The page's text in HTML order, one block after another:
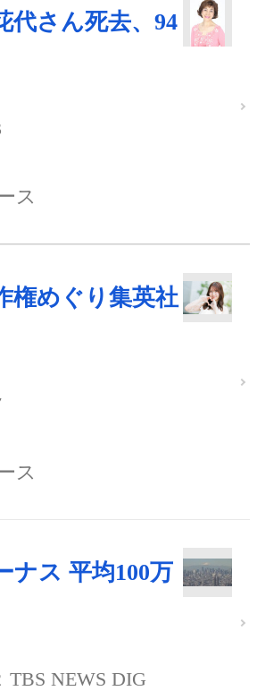
代さん死去、94
ス
権めぐり集英社
ス
ナス 平均100万
TBS NEWS DIG